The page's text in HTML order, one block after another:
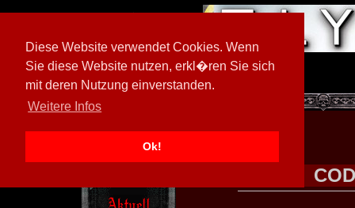
Diese Website verwendet Cookies. Wenn
Sie diese Website nutzen, erkl�ren Sie sich
mit deren Nutzung einverstanden.
Weitere Infos
Ok!
[ 602026/M3]